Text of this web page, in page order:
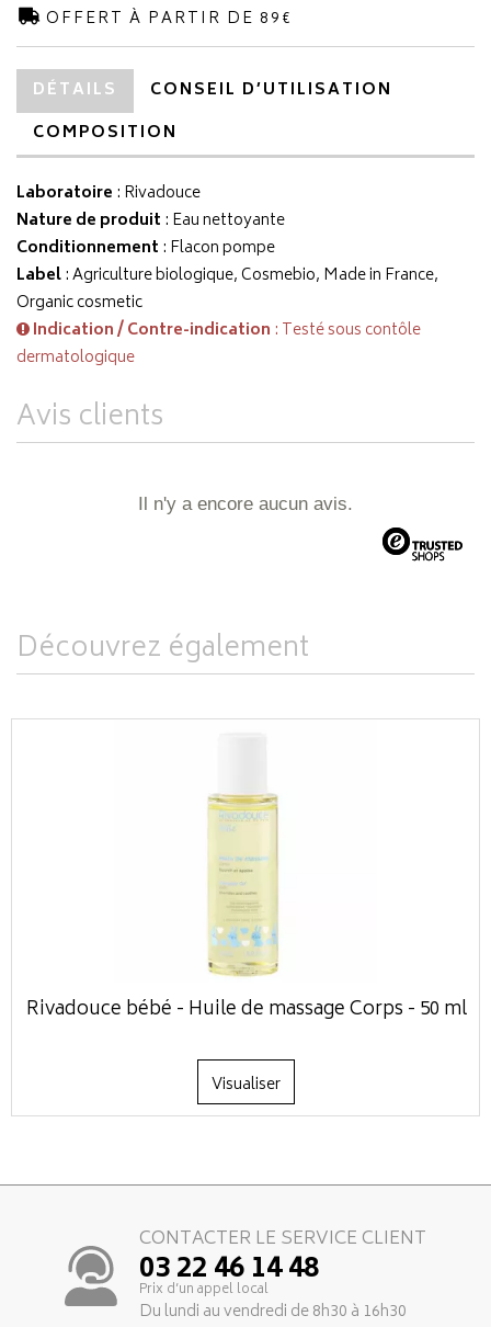
OFFERT À PARTIR DE 89€
DÉTAILS
CONSEIL D’UTILISATION
COMPOSITION
Laboratoire : Rivadouce
Nature de produit : Eau nettoyante
Conditionnement : Flacon pompe
Label: Agriculture biologique, Cosmebio, Made in France,
Organic cosmetic
Indication / Contre-indication : Testé sous contôle
dermatologique
Avis clients
Il n'y a encore aucun avis.
Découvrez également
Rivadouce bébé - Huile de massage Corps - 50 ml
Visualiser
CONTACTER LE SERVICE CLIENT
03 22 46 14 48
Prix d’un appel local
Du lundi au vendredi de 8h30 à 16h30